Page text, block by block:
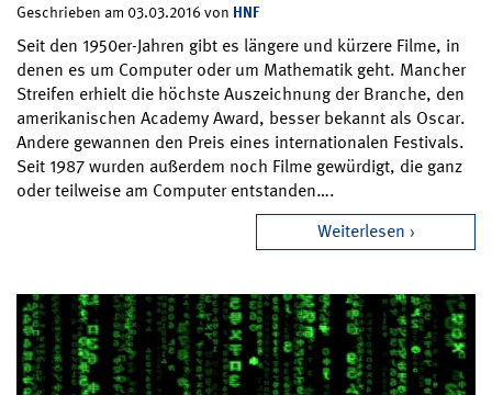
Geschrieben am 03.03.2016 von HNF
Seit den 1950er-Jahren gibt es längere und kürzere Filme, in
denen es um Computer oder um Mathematik geht. Mancher
Streifen erhielt die höchste Auszeichnung der Branche, den
amerikanischen Academy Award, besser bekannt als Oscar.
Andere gewannen den Preis eines internationalen Festivals.
Seit 1987 wurden außerdem noch Filme gewürdigt, die ganz
oder teilweise am Computer entstanden….
Weiterlesen